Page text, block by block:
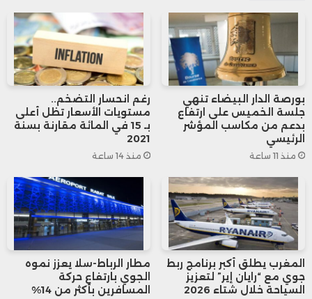
وتقع الاكتشافات في منطقة تُستغل حالياً
من طرف شركة “Carbomine SARL” المغربية،
التي تدير منجماً تحت أرضي، لكنه لم يعرف
سابقاً أي نشاط حفر حديث. وبناءً على هذه
المؤشرات الجيولوجية، ترى الشركة الكندية أن
الظروف مواتية لإطلاق مشروع منجمي
تجريبي من نوع “Starter Open-Pit”.
الخبراء يرون أن ما يزيد من أهمية هذه
الاكتشافات هو امتداد التمعدن المحتمل نحو
الشمال الشرقي، مما يفتح الباب أمام تقديرات
بورصة الدار البيضاء تنهي
جلسة الخميس على ارتفاع
بدعم من مكاسب المؤشر
الرئيسي
منذ 11 ساعة
رغم انحسار التضخم..
مستويات الأسعار تظل أعلى
بـ 15 في المائة مقارنة بسنة
2021
منذ 14 ساعة
المغرب يطلق أكبر برنامج ربط
جوي مع “رايان إير” لتعزيز
السياحة خلال شتاء 2026
مطار الرباط-سلا يعزز نموه
الجوي بارتفاع حركة
المسافرين بأكثر من 14%